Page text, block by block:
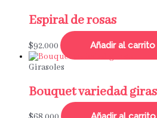
Espiral de rosas
$92,000 Añadir al carrito
Girasoles
Bouquet variedad